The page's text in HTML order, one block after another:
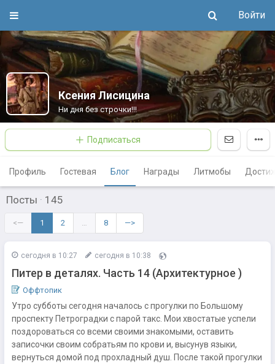
Войти
Ксения Лисицина
Ни дня без строчки!!!
Подписаться
Профиль Гостевая Блог Награды Литмобы
Посты · 145
<— 1 2 … 8 —>
сегодня в 10:27 сегодня в 10:38
Питер в деталях. Часть 14 (Архитектурное )
Оффтопик
Утро субботы сегодня началось с прогулки по Большому
проспекту Петроградки с парой такс. Мои хвостатые успели
поздороваться со всеми своими знакомыми, оставить
записочки своим собратьям по крови и, высунув языки,
вернуться домой под прохладный душ. После такой прогулки